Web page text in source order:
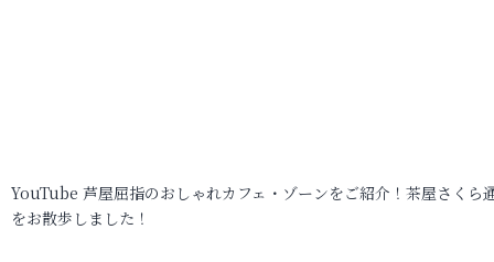
YouTube 芦屋屈指のおしゃれカフェ・ゾーンをご紹介！茶屋さくら
をお散歩しました！